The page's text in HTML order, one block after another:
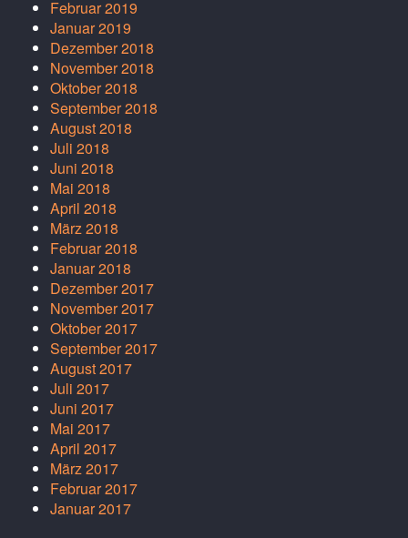
Februar 2019
Januar 2019
Dezember 2018
November 2018
Oktober 2018
September 2018
August 2018
Juli 2018
Juni 2018
Mai 2018
April 2018
März 2018
Februar 2018
Januar 2018
Dezember 2017
November 2017
Oktober 2017
September 2017
August 2017
Juli 2017
Juni 2017
Mai 2017
April 2017
März 2017
Februar 2017
Januar 2017